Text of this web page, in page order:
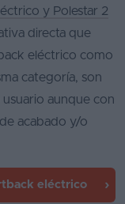
y Polestar 2
directa que
eléctrico como
categoría, son
aunque con
acabado y/o
eléctrico